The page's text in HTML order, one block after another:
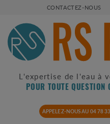
CONTACTEZ-NOUS
L'expertise de l'eau à
POUR TOUTE
APPELEZ-NOUS AU 04 78